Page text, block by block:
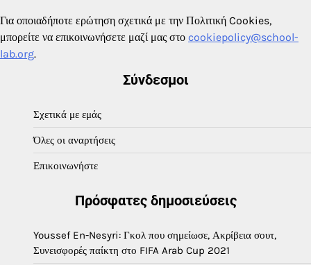
Για οποιαδήποτε ερώτηση σχετικά με την Πολιτική Cookies,
μπορείτε να επικοινωνήσετε μαζί μας στο cookiepolicy@school-
lab.org.
Σύνδεσμοι
Σχετικά με εμάς
Όλες οι αναρτήσεις
Επικοινωνήστε
Πρόσφατες δημοσιεύσεις
Youssef En-Nesyri: Γκολ που σημείωσε, Ακρίβεια σουτ,
Συνεισφορές παίκτη στο FIFA Arab Cup 2021